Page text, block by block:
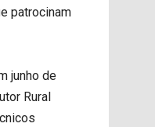
patrocinam
junho de
Rural